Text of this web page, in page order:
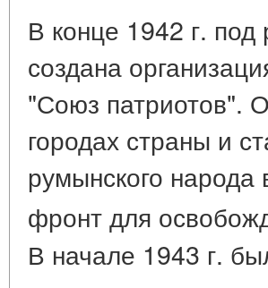
В конце 1942 г.
создана
"Союз патриотов".
городах страны и
румынского
фронт для
В начале 1943 г.